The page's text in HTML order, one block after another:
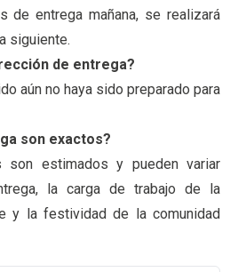
de entrega mañana, se realizará
siguiente.
de entrega?
aún no haya sido preparado para
son exactos?
son estimados y pueden variar
la carga de trabajo de la
y la festividad de la comunidad